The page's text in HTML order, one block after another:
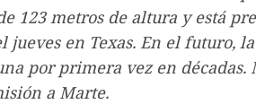
123 metros de altura y está
en Texas. En el futuro,
por primera vez en décadas.
a Marte.